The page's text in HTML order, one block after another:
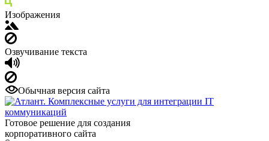
Изображения
Озвучивание текста
Обычная версия сайта
Готовое решение для создания
корпоративного сайта